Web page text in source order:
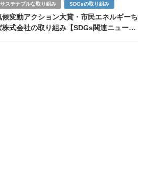
サステナブルな取り組み SDGsの取り組み
候変動アクション大賞・市民エネルギーち
株式会社の取り組み【SDGs関連ニュー